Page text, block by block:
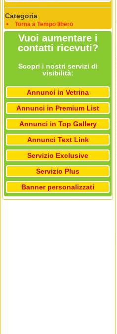
Categoria
Torna a Tempo libero
Vuoi aumentare i
contatti ricevuti?
Scopri i nostri servizi di
visibilità:
Annunci in Vetrina
Annunci in Premium List
Annunci in Top Gallery
Annunci Text Link
Servizio Exclusive
Servizio Plus
Banner personalizzati